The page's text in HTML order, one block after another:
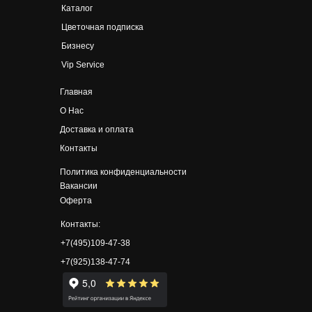
Контакты:
+7(495)109-47-38
+7(925)138-47-74
Политика конфиденциальности
Вакансии
Оферта
Каталог
Цветочная подписка
Бизнесу
Vip Service
Главная
О Нас
Доставка и оплата
Контакты